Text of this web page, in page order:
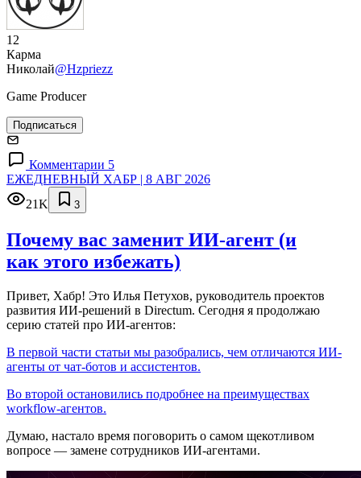
12
Карма
Николай@Hzpriezz
Game Producer
Подписаться
Комментарии 5
ЕЖЕДНЕВНЫЙ ХАБР | 8 АВГ 2026
21K
3
Почему вас заменит ИИ‑агент (и
как этого избежать)
Привет, Хабр! Это Илья Петухов, руководитель проектов
развития ИИ-решений в Directum. Сегодня я продолжаю
серию статей про ИИ-агентов:
В первой части статьи мы разобрались, чем отличаются ИИ-
агенты от чат-ботов и ассистентов.
Во второй остановились подробнее на преимуществах
workflow-агентов.
Думаю, настало время поговорить о самом щекотливом
вопросе — замене сотрудников ИИ-агентами.